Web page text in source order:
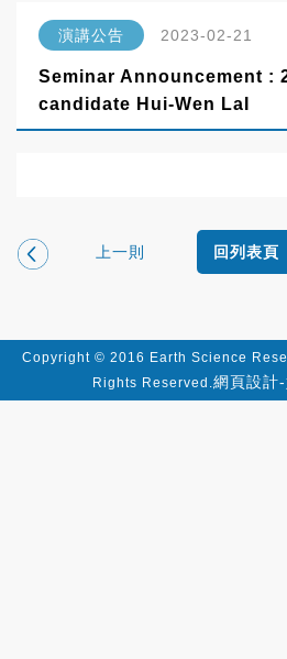
演講公告 2023-02-21
Seminar Announcement :
candidate Hui-Wen LaI
上一則 回列表頁
Copyright © 2016 Earth Science
Rights Reserved.網頁設計